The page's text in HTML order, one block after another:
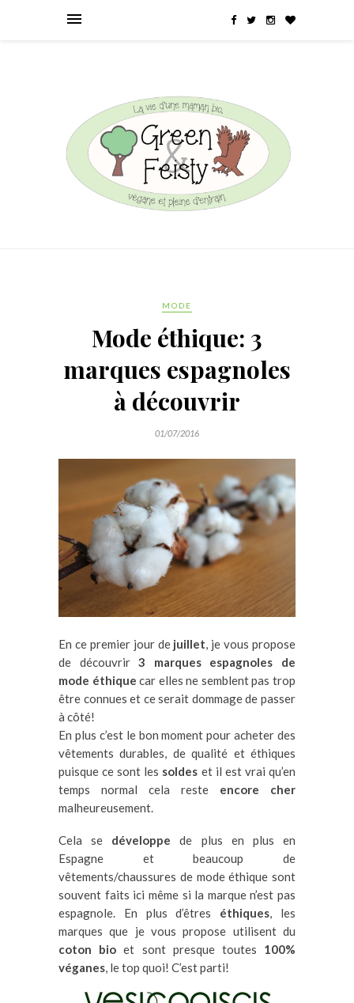
MODE
Mode éthique: 3
marques espagnoles
à découvrir
01/07/2016
En ce premier jour de juillet, je vous propose
de découvrir3 marques espagnoles de
mode éthique car elles ne semblent pas trop
être connues et ce serait dommage de passer
à côté!
En plus c’est le bon moment pour acheter des
vêtements durables, de qualité et éthiques
puisque ce sont les soldes et il est vrai qu’en
temps normal cela reste encore cher
malheureusement.
Cela se développe de plus en plus en
Espagne et beaucoup de
vêtements/chaussures de mode éthique sont
souvent faits ici même si la marque n’est pas
espagnole. En plus d’êtres éthiques, les
marques que je vous propose utilisent du
coton bio et sont presque toutes 100%
véganes, le top quoi! C’est parti!